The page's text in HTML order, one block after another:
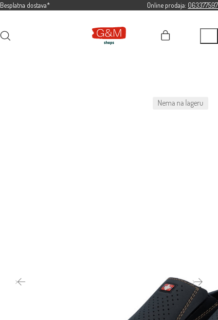
Besplatna dostava* Online prodaja: 063377597
Nema na lageru